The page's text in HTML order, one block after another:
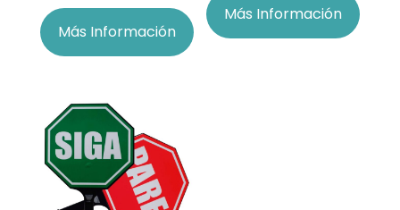
Más Información
Más Información